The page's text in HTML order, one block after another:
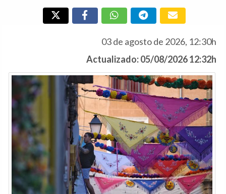
03 de agosto de 2026, 12:30h
Actualizado: 05/08/2026 12:32h